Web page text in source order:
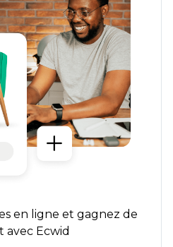
en ligne et gagnez de
avec Ecwid